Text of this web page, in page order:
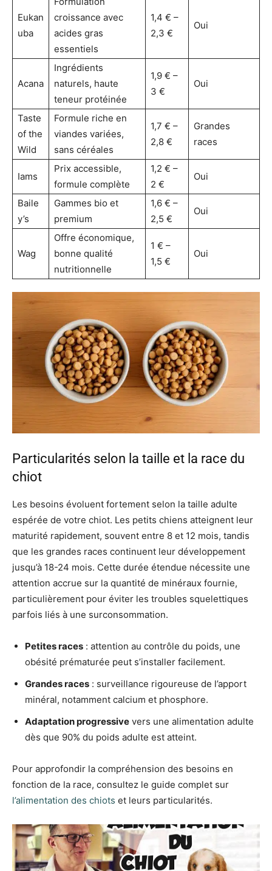
Eukan
uba
croissance avec
acides gras
essentiels
1,4 € –
2,3 €
Oui
Acana
Ingrédients
naturels, haute
teneur protéinée
1,9 € –
3 €
Oui
Taste
of the
Wild
Formule riche en
viandes variées,
sans céréales
1,7 € –
2,8 €
Grandes
races
Iams
Prix accessible,
formule complète
1,2 € –
2 €
Oui
Baile
y’s
Gammes bio et
premium
1,6 € –
2,5 €
Oui
Wag
Offre économique,
bonne qualité
nutritionnelle
1 € –
1,5 €
Oui
Particularités selon la taille et la race du
chiot
Les besoins évoluent fortement selon la taille adulte
espérée de votre chiot. Les petits chiens atteignent leur
maturité rapidement, souvent entre 8 et 12 mois, tandis
que les grandes races continuent leur développement
jusqu’à 18-24 mois. Cette durée étendue nécessite une
attention accrue sur la quantité de minéraux fournie,
particulièrement pour éviter les troubles squelettiques
parfois liés à une surconsommation.
Petites races : attention au contrôle du poids, une
obésité prématurée peut s’installer facilement.
Grandes races : surveillance rigoureuse de l’apport
minéral, notamment calcium et phosphore.
Adaptation progressive vers une alimentation adulte
dès que 90% du poids adulte est atteint.
Pour approfondir la compréhension des besoins en
fonction de la race, consultez le guide complet sur
l’alimentation des chiots et leurs particularités.